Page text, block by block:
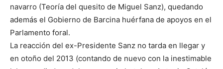
navarro (Teoría del quesito de Miguel Sanz), quedando
además el Gobierno de Barcina huérfana de apoyos en el
Parlamento foral.
La reacción del ex-Presidente Sanz no tarda en llegar y
en otoño del 2013 (contando de nuevo con la inestimable